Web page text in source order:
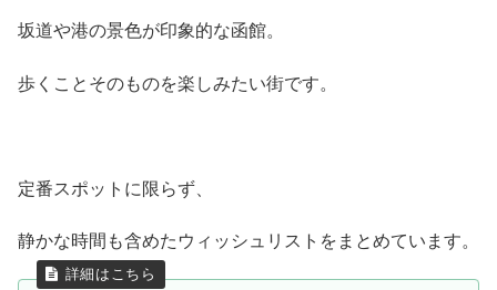
坂道や港の景色が印象的な函館。
歩くことそのものを楽しみたい街です。
定番スポットに限らず、
静かな時間も含めたウィッシュリストをまとめています。